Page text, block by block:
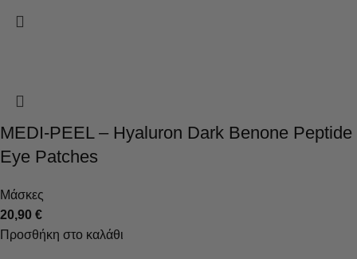
MEDI-PEEL – Hyaluron Dark Benone Peptide
Eye Patches
Μάσκες
20,90 €
Προσθήκη στο καλάθι